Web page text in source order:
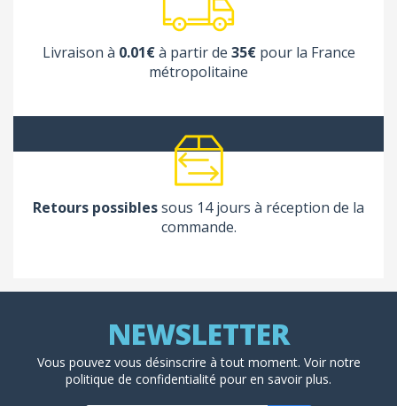
Livraison à 0.01€à partir de 35€pour la France
métropolitaine
Retours possiblessous 14 jours à réception de la
commande.
Vous pouvez vous désinscrire à tout moment. Voir notre
politique de confidentialité pour en savoir plus.